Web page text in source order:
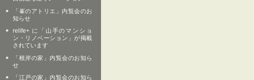
「峯のアトリエ」内覧会のお
知らせ
relife+ に「山手のマンショ
ン・リノベーション」が掲載
されています
「根岸の家」内覧会のお知ら
せ
「江戸の家」内覧会のお知ら